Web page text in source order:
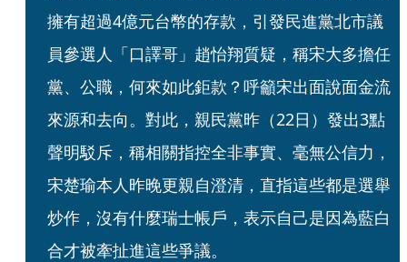
擁有超過4億元台幣的存款，引發民進黨北市議
員參選人「口譯哥」趙怡翔質疑，稱宋大多擔任
黨、公職，何來如此鉅款？呼籲宋出面說面金流
來源和去向。對此，親民黨昨（22日）發出3點
聲明駁斥，稱相關指控全非事實、毫無公信力，
宋楚瑜本人昨晚更親自澄清，直指這些都是選舉
炒作，沒有什麼瑞士帳戶，表示自己是因為藍白
合才被牽扯進這些爭議。